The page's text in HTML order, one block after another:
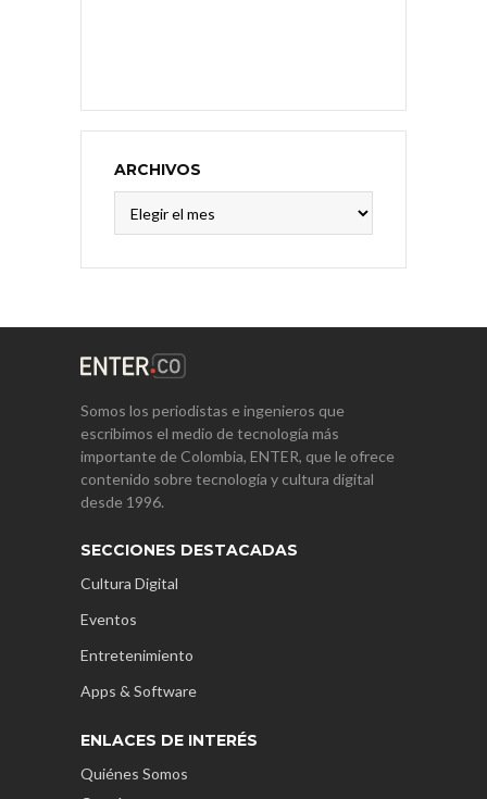
ARCHIVOS
Somos los periodistas e ingenieros que
escribimos el medio de tecnología más
importante de Colombia, ENTER, que le ofrece
contenido sobre tecnología y cultura digital
desde 1996.
SECCIONES DESTACADAS
Cultura Digital
Eventos
Entretenimiento
Apps & Software
ENLACES DE INTERÉS
Quiénes Somos